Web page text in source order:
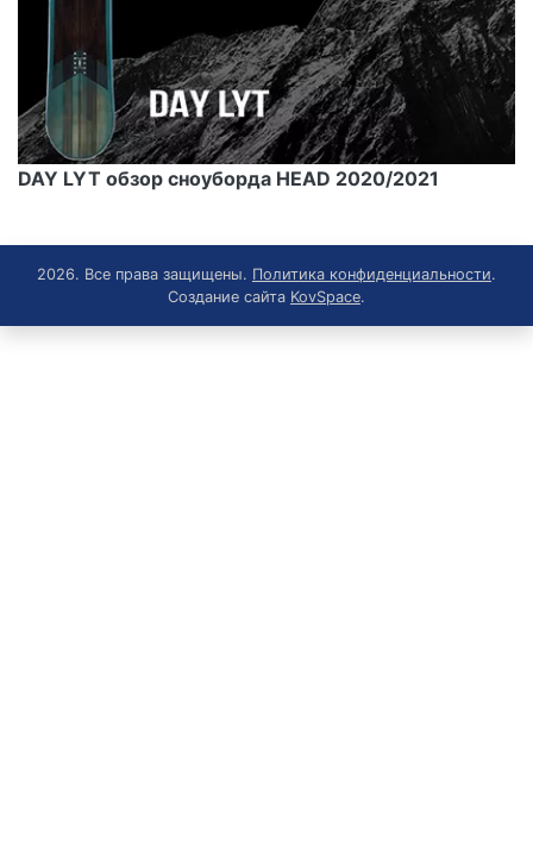
DAY LYT обзор сноуборда HEAD 2020/2021
2026. Все права защищены. Политика конфиденциальности.
Создание сайта KovSpace.